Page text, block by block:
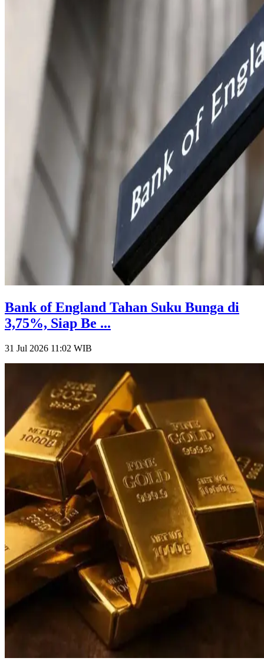
Bank of England Tahan Suku Bunga di
3,75%, Siap Be ...
31 Jul 2026 11:02 WIB